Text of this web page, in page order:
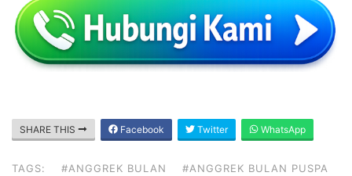
SHARE THIS Facebook Twitter WhatsApp
TAGS: #ANGGREK BULAN
#ANGGREK BULAN PUSPA